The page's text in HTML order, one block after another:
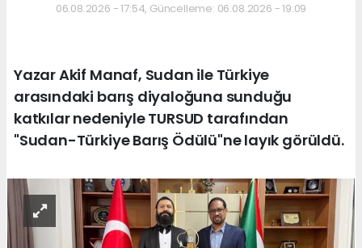
06.08.2026 - 17:54, Güncelleme: 06.08.2026 - 19:09
Yazar Akif Manaf, Sudan ile Türkiye
arasındaki barış diyaloğuna sunduğu
katkılar nedeniyle TURSUD tarafından
"Sudan-Türkiye Barış Ödülü"ne layık görüldü.